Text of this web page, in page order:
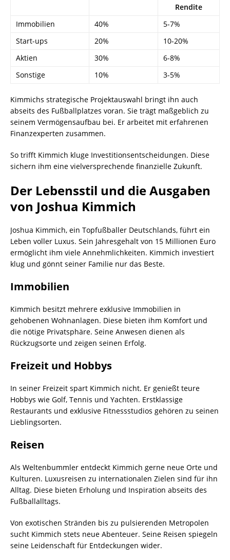
Rendite
Immobilien
40%
5-7%
Start-ups
20%
10-20%
Aktien
30%
6-8%
Sonstige
10% 3-5%
Kimmichs strategische Projektauswahl bringt ihn auch
abseits des Fußballplatzes voran. Sie trägt maßgeblich zu
seinem Vermögensaufbau bei. Er arbeitet mit erfahrenen
Finanzexperten zusammen.
So trifft Kimmich kluge Investitionsentscheidungen. Diese
sichern ihm eine vielversprechende finanzielle Zukunft.
Der Lebensstil und die Ausgaben
von Joshua Kimmich
Joshua Kimmich, ein Topfußballer Deutschlands, führt ein
Leben voller Luxus. Sein Jahresgehalt von 15 Millionen Euro
ermöglicht ihm viele Annehmlichkeiten. Kimmich investiert
klug und gönnt seiner Familie nur das Beste.
Immobilien
Kimmich besitzt mehrere exklusive Immobilien in
gehobenen Wohnanlagen. Diese bieten ihm Komfort und
die nötige Privatsphäre. Seine Anwesen dienen als
Rückzugsorte und zeigen seinen Erfolg.
Freizeit und Hobbys
In seiner Freizeit spart Kimmich nicht. Er genießt teure
Hobbys wie Golf, Tennis und Yachten. Erstklassige
Restaurants und exklusive Fitnessstudios gehören zu seinen
Lieblingsorten.
Reisen
Als Weltenbummler entdeckt Kimmich gerne neue Orte und
Kulturen. Luxusreisen zu internationalen Zielen sind für ihn
Alltag. Diese bieten Erholung und Inspiration abseits des
Fußballalltags.
Von exotischen Stränden bis zu pulsierenden Metropolen
sucht Kimmich stets neue Abenteuer. Seine Reisen spiegeln
seine Leidenschaft für Entdeckungen wider.